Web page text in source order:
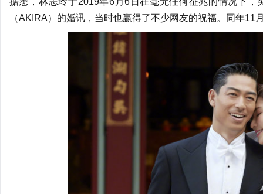
（AKIRA）的婚讯，当时也赢得了不少网友的祝福。同年